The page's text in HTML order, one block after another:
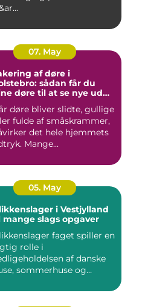
07. May
af døre i
sådan får du
døre til at se nye ud
døre bliver slidte, gullige
fulde af småskrammer,
det hele hjemmets
Mange...
05. May
i Vestjylland
mange slags opgaver
faget spiller en
rolle i
af danske
sommerhuse og